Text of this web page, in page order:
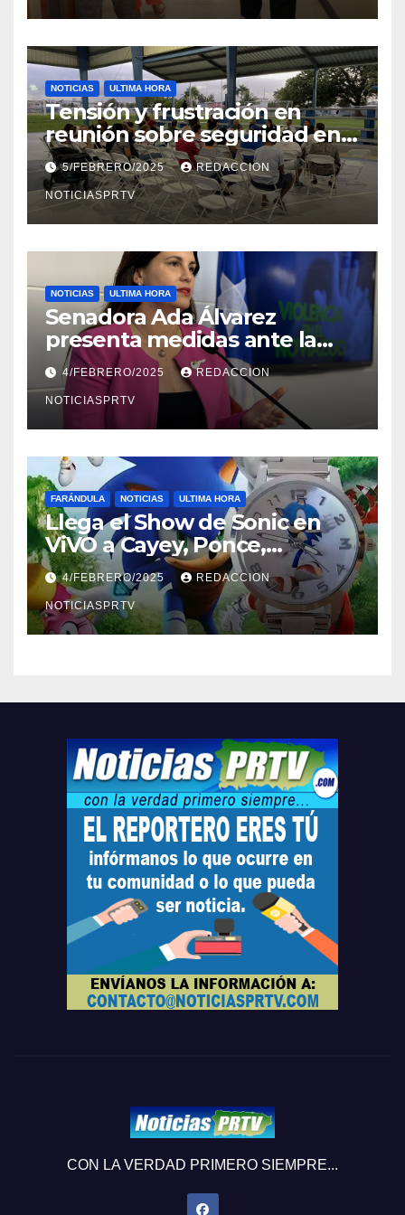
NOTICIAS ULTIMA HORA
Tensión y frustración en
reunión sobre seguridad en
Reparto Metropolitano
5/FEBRERO/2025 REDACCION
NOTICIASPRTV
NOTICIAS ULTIMA HORA
Senadora Ada Álvarez
presenta medidas ante la
violencia en el noviazgo
4/FEBRERO/2025 REDACCION
NOTICIASPRTV
FARÁNDULA NOTICIAS ULTIMA HORA
Llega el Show de Sonic en
ViVO a Cayey, Ponce,
Barceloneta y Humacao,
Relojes gratis para el que
compre ahora….
4/FEBRERO/2025 REDACCION
NOTICIASPRTV
CON LA VERDAD PRIMERO SIEMPRE...